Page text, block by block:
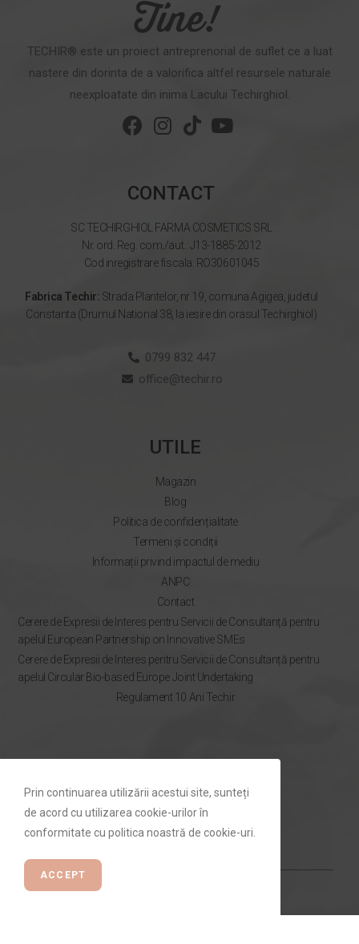
TECHIR® este un proiect antreprenorial de suflet ce a luat
nastere din dorinta de a valorifica altfel resursele naturale
neexploatate din inima Lacului Techirghiol.
CONTACT
SC TECHIRGHIOL FARMA COSMETICS SRL
Nr. ord. Reg. com./aut.: J13-1885-2012
Cod inregistrare fiscala: RO30601045
Fabrica Techir: Strada Plantelor, nr 19, comuna Agigea, judetul
Constanta (Drumul National 38, la iesire din orasul Techirghiol)
0799 832 447
office@techir.ro
UTILE
Magazin
Blog
Politica de confidențialitate
Termeni și condiții
Informații privind impactul de mediu
ANPC
Contact
Cerere de Expresii de Interes pentru Servicii de Consultanță pentru
apelul European Partnership on Innovative SMEs
Cerere de Expresii de Interes pentru Servicii de Consultanță pentru
apelul Circular Bio-based Europe Joint Undertaking
Regulament 10 Ani Techir
Rămâi la curent cu ofertele Techir.ro
ABONEAZĂ-TE ⟶
Prin continuarea utilizării acestui site, sunteți
de acord cu utilizarea cookie-urilor în
conformitate cu politica noastră de cookie-uri.
ACCEPT